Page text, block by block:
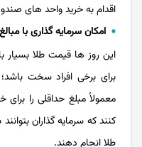
اقدام به خرید واحد های
امکان سرمایه‌ گذاری با
این روز ها قیمت طلا بسیار
برای برخی افراد سخت
معمولاً مبلغ حداقلی را
کنند که سرمایه‌ گذاران
طلا انجام دهند.